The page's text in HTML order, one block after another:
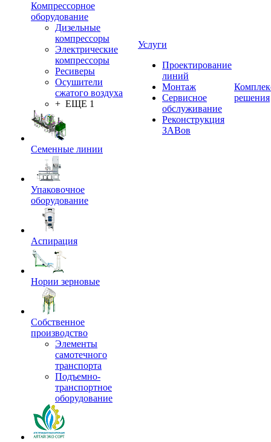
Компрессорное
оборудование
Дизельные
компрессоры
Электрические
компрессоры
Ресиверы
Осушители
сжатого воздуха
+ ЕЩЕ 1
Семенные линии
Упаковочное
оборудование
Аспирация
Нории зерновые
Собственное
производство
Элементы
самотечного
транспорта
Подъемно-
транспортное
оборудование
Услуги
Проектирование
линий
Монтаж
Сервисное
обслуживание
Реконструкция
ЗАВов
решения